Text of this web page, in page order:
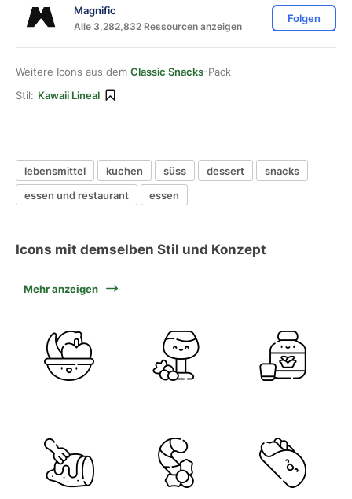
Magnific
Alle 3,282,832 Ressourcen anzeigen
Folgen
Weitere Icons aus dem Classic Snacks-Pack
Stil: Kawaii Lineal
lebensmittel kuchen süss dessert
snacks
essen und restaurant
essen
Icons mit demselben Stil und Konzept
Mehr anzeigen